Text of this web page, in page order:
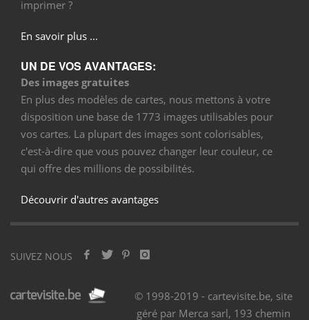
imprimer ?
En savoir plus ...
UN DE VOS AVANTAGES:
Des images gratuites
En plus des modèles de cartes, nous mettons à votre
disposition une base de 1773 images utilisables pour
vos cartes. La plupart des images sont colorisables,
c'est-à-dire que vous pouvez changer leur couleur, ce
qui offre des millions de possibilités.
Découvrir d'autres avantages
SUIVEZ NOUS
© 1998-2019 - cartevisite.be, site
géré par Merca sarl, 193 chemin